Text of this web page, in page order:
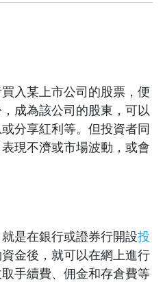
入某上市公司的股票，便
成為該公司的股東，可以
分享紅利等。但投資者同
現不濟或市場波動，或會
是在銀行或證券行開設投
資金後，就可以在網上進行
手續費、佣金和存倉費等